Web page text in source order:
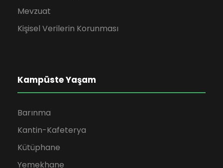
Mevzuat
Kişisel Verilerin Korunması
Kampüste Yaşam
Barınma
Kantin-Kafeterya
Kütüphane
Yemekhane